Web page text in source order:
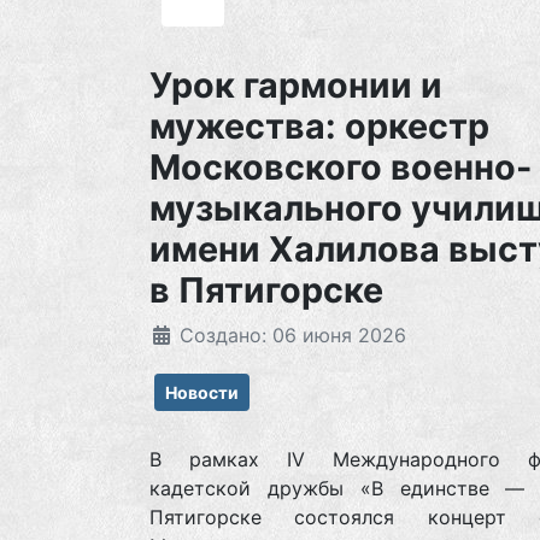
Урок гармонии и
мужества: оркестр
Московского военно-
музыкального
имени Халилова
в Пятигорске
Создано: 06 июня 2026
Новости
В рамках IV Международного
кадетской дружбы «В единстве —
Пятигорске состоялся концерт